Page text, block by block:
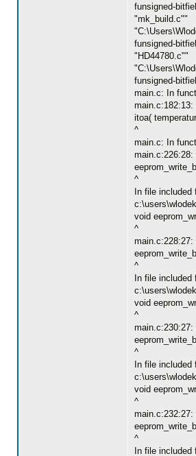
funsigned-
"mk_build.c""
funsigned-
"HD44780.c""
funsigned-
main.c: In
main.c:182:13:
itoa(
^
main.c: In
main.c:226:28:
^
In file
void
^
main.c:228:27:
^
In file
void
^
main.c:230:27:
^
In file
void
^
main.c:232:27:
^
In file